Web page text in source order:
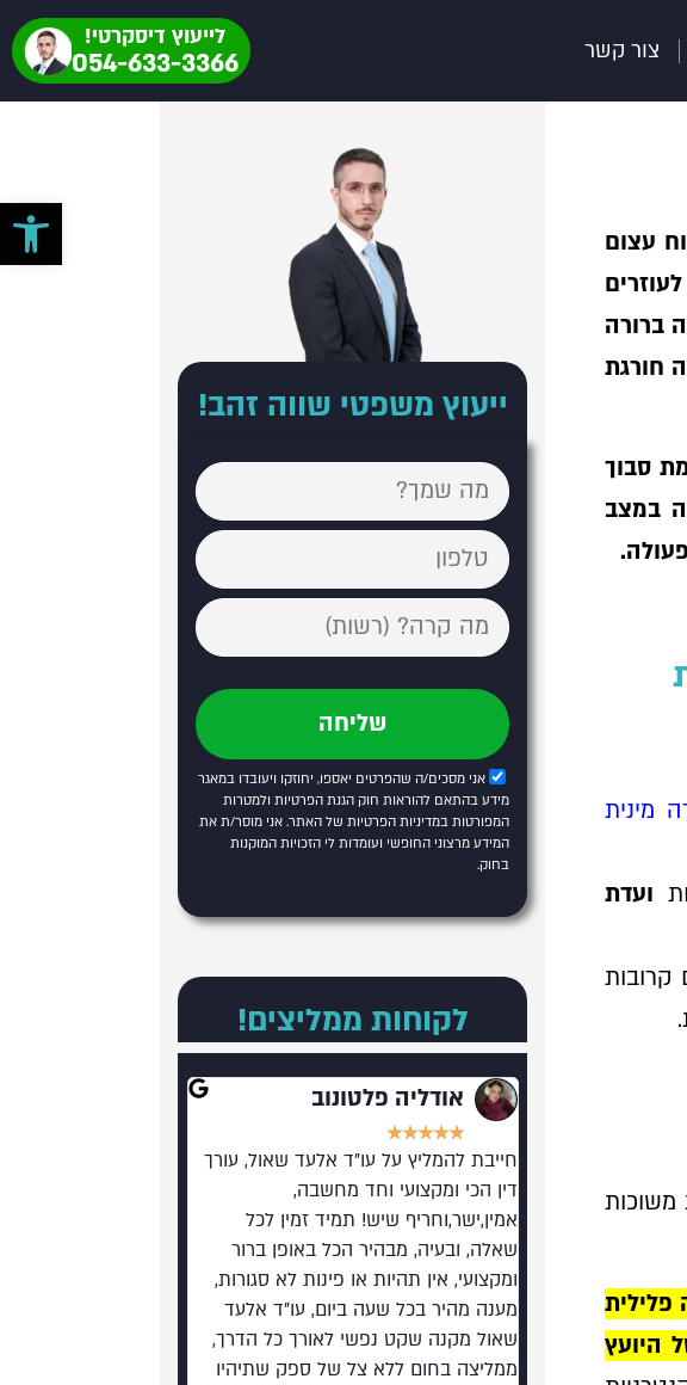
צור קשר
לייעוץ דיסקרטי!
054-633-3366
עצום
ברורה
חורגת
סבוך
במצב
מינית
ועדת
משוכות
היועץ
ייעוץ משפטי שווה זהב!
אני מסכים/ה שהפרטים יאספו, יחוזקו ויעובדו במאגר
מידע בהתאם להוראות חוק הגנת הפרטיות ולמטרות
המפורטותבמדיניות הפרטיות של האתר. אני מוסר/ת את
המידע מרצוני החופשי ועומדות לי הזכויות המוקנות
בחוק.
שליחה
לקוחות ממליצים!
אודליה פלטונוב
★
★
★
★
★
חייבת להמליץ על עו"ד אלעד שאול, עורך
דין הכי ומקצועי וחד מחשבה,
אמין,ישר,וחריף שיש! תמיד זמין לכל
שאלה, ובעיה, מבהיר הכל באופן ברור
ומקצועי, אין תהיות או פינות לא סגורות,
מענה מהיר בכל שעה ביום, עו"ד אלעד
שאול מקנה שקט נפשי לאורך כל הדרך,
ממליצה בחום ללא צל של ספק שתיהיו
פתח